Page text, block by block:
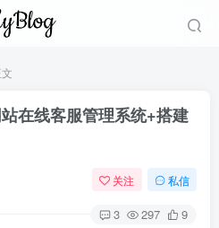
在线客服管理系统+搭建
关注 私信
3 297 9